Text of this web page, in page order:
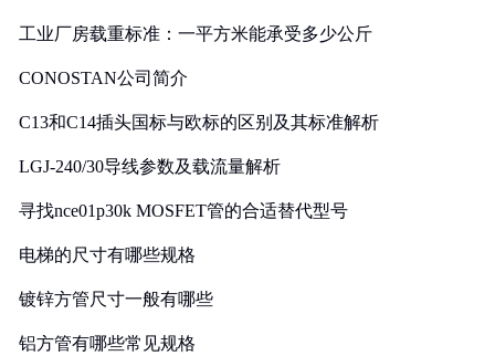
工业厂房载重标准：一平方米能承受多少公斤
CONOSTAN公司简介
C13和C14插头国标与欧标的区别及其标准解析
LGJ-240/30导线参数及载流量解析
寻找nce01p30k MOSFET管的合适替代型号
电梯的尺寸有哪些规格
镀锌方管尺寸一般有哪些
铝方管有哪些常见规格